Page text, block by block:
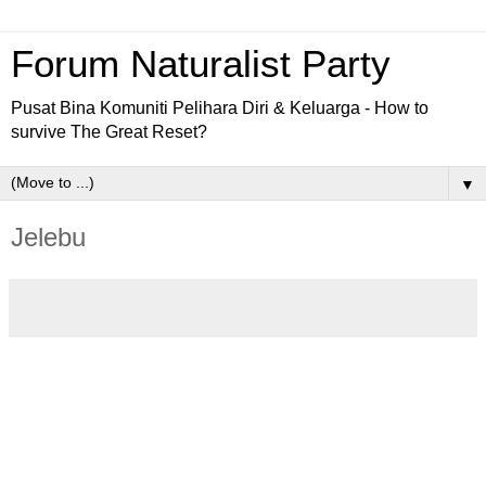
Forum Naturalist Party
Pusat Bina Komuniti Pelihara Diri & Keluarga - How to
survive The Great Reset?
▼
Jelebu